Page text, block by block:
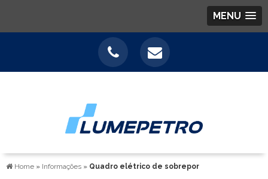
MENU
Home » Informações » Quadro elétrico de sobrepor